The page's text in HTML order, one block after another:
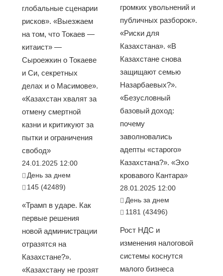
глобальные сценарии
рисков». «Выезжаем
на том, что Токаев —
китаист» —
Сыроежкин о Токаеве
и Си, секретных
делах и о Масимове».
«Казахстан хвалят за
отмену смертной
казни и критикуют за
пытки и ограничения
свобод»
24.01.2025 12:00
День за днем
145 (42489)
«Трамп в ударе. Как
первые решения
новой администрации
отразятся на
Казахстане?».
«Казахстану не грозят
громких увольнений и
публичных разборок».
«Риски для
Казахстана». «В
Казахстане снова
защищают семью
Назарбаевых?».
«Безусловный
базовый доход:
почему
заволновались
адепты «старого»
Казахстана?». «Эхо
кровавого Кантара»
28.01.2025 12:00
День за днем
1181 (43496)
Рост НДС и
изменения налоговой
системы коснутся
малого бизнеса